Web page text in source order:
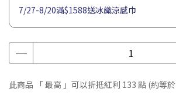
7/27-8/20滿$1588送冰織涼感巾
此商品 「 最高 」可以折抵紅利 133 點 (約等於